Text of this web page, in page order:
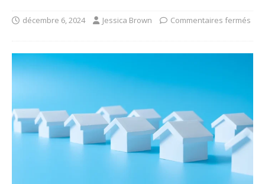
décembre 6, 2024 Jessica Brown Commentaires fermés